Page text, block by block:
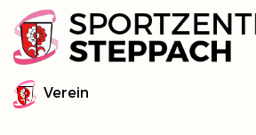
Zum Hauptinhalt springen
Verein